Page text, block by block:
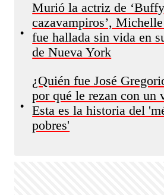
•
Murió la actriz de
cazavampiros’,
fue hallada sin vida en
de Nueva York
•
¿Quién fue José
por qué le rezan con un
Esta es la historia del
pobres'